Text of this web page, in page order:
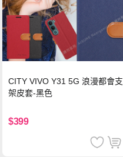
CITY VIVO Y31 5G 浪漫都會支
架皮套-黑色
$399